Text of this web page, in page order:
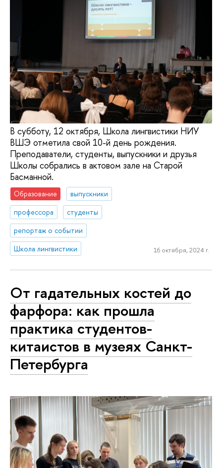
В субботу, 12 октября, Школа лингвистики НИУ
ВШЭ отметила свой 10-й день рождения.
Преподаватели, студенты, выпускники и друзья
Школы собрались в актовом зале на Старой
Басманной.
Образование
выпускники
профессора
студенты
репортаж о событии
Школа лингвистики
16 октября, 2024 г.
От гадательных костей до
фарфора: как прошла
практика студентов-
китаистов в музеях Санкт-
Петербурга